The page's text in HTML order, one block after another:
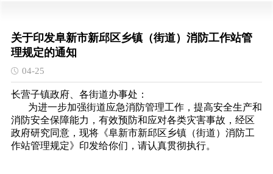
关于印发阜新市新邱区乡镇（街道）消防工作站管
理规定的通知
04-25
长营子镇政府、各街道办事处：
为进一步加强街道应急消防管理工作，提高安全生产和
消防安全保障能力，有效预防和应对各类灾害事故，经区
政府研究同意，现将《阜新市新邱区乡镇（街道）消防工
作站管理规定》印发给你们，请认真贯彻执行。